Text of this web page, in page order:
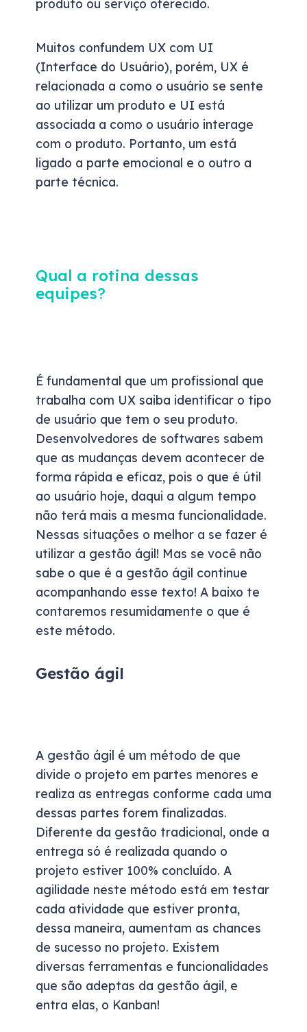
produto ou serviço oferecido.
Muitos confundem UX com UI
(Interface do Usuário), porém, UX é
relacionada a como o usuário se sente
ao utilizar um produto e UI está
associada a como o usuário interage
com o produto. Portanto, um está
ligado a parte emocional e o outro a
parte técnica.
Qual a rotina dessas
equipes?
É fundamental que um profissional que
trabalha com UX saiba identificar o tipo
de usuário que tem o seu produto.
Desenvolvedores de softwares sabem
que as mudanças devem acontecer de
forma rápida e eficaz, pois o que é útil
ao usuário hoje, daqui a algum tempo
não terá mais a mesma funcionalidade.
Nessas situações o melhor a se fazer é
utilizar a gestão ágil! Mas se você não
sabe o que é a gestão ágil continue
acompanhando esse texto! A baixo te
contaremos resumidamente o que é
este método.
Gestão ágil
A gestão ágil é um método de que
divide o projeto em partes menores e
realiza as entregas conforme cada uma
dessas partes forem finalizadas.
Diferente da gestão tradicional, onde a
entrega só é realizada quando o
projeto estiver 100% concluído. A
agilidade neste método está em testar
cada atividade que estiver pronta,
dessa maneira, aumentam as chances
de sucesso no projeto. Existem
diversas ferramentas e funcionalidades
que são adeptas da gestão ágil, e
entra elas, o Kanban!